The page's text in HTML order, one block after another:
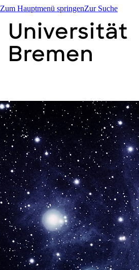
Zum Hauptmenü springenZur Suche